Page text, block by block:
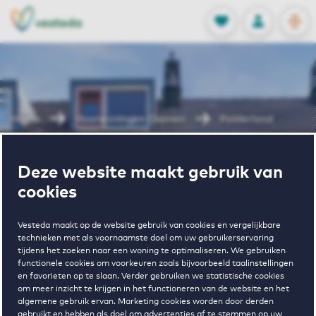
Deze website maakt gebruik van
cookies
Vesteda maakt op de website gebruik van cookies en vergelijkbare
technieken met als voornaamste doel om uw gebruikerservaring
tijdens het zoeken naar een woning te optimaliseren. We gebruiken
functionele cookies om voorkeuren zoals bijvoorbeeld taalinstellingen
en favorieten op te slaan. Verder gebruiken we statistische cookies
om meer inzicht te krijgen in het functioneren van de website en het
algemene gebruik ervan. Marketing cookies worden door derden
FAVORIETEN
Opgeslagen
INLOGGEN
NL
EN
Home Huurwoningen Diemen Polderland
Wonen in
Polderland